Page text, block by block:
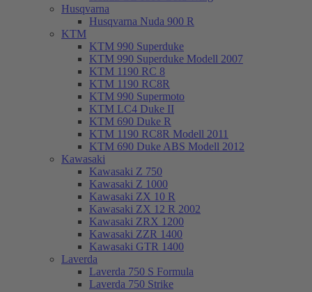
Husqvarna
Husqvarna Nuda 900 R
KTM
KTM 990 Superduke
KTM 990 Superduke Modell 2007
KTM 1190 RC 8
KTM 1190 RC8R
KTM 990 Supermoto
KTM LC4 Duke II
KTM 690 Duke R
KTM 1190 RC8R Modell 2011
KTM 690 Duke ABS Modell 2012
Kawasaki
Kawasaki Z 750
Kawasaki Z 1000
Kawasaki ZX 10 R
Kawasaki ZX 12 R 2002
Kawasaki ZRX 1200
Kawasaki ZZR 1400
Kawasaki GTR 1400
Laverda
Laverda 750 S Formula
Laverda 750 Strike